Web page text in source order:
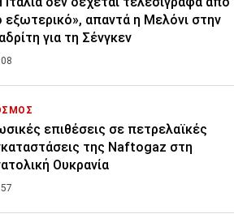
εξωτερικό», απαντά η Μελόνι στην
για τη Σένγκεν
επιθέσεις σε πετρελαϊκές
της Naftogaz στη
Ουκρανία